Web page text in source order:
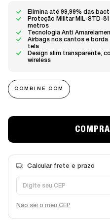
Elimina até 99,99% das
Proteção Militar MIL-STD-
metros
Tecnologia Anti
Airbags nos cantos e
tela
Design slim transparente,
wireless
COMBINE COM
Não sei o meu CEP